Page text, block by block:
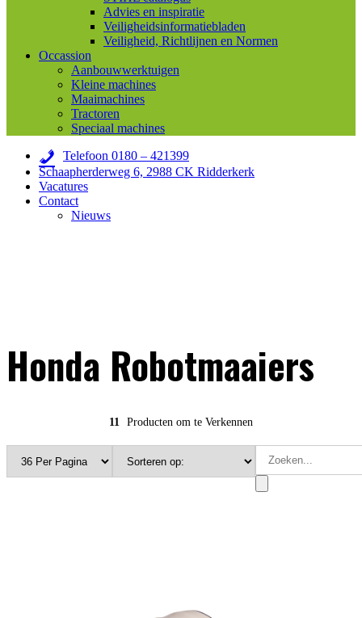
Advies en inspiratie
Veiligheidsinformatiebladen
Veiligheid, Richtlijnen en Normen
Occassion
Aanbouwwerktuigen
Kleine machines
Maaimachines
Tractoren
Speciaal machines
Telefoon 0180 – 421399
Schaapherderweg 6, 2988 CK Ridderkerk
Vacatures
Contact
Nieuws
Honda Robotmaaiers
11 Producten om te Verkennen